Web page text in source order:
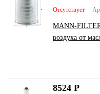
Отсутствует
MANN-
воздуха от
8524 Р